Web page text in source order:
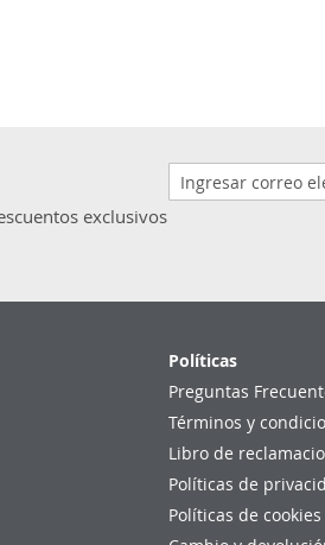
exclusivos
Políticas
Preguntas
Términos y
Libro de
Políticas de
Políticas de cookies